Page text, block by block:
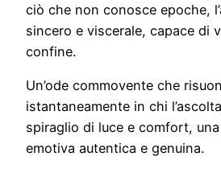
ciò che non conosce epoche,
sincero e viscerale, capace di
confine.
Un’ode commovente che
istantaneamente in chi
spiraglio di luce e comfort,
emotiva autentica e genuina.